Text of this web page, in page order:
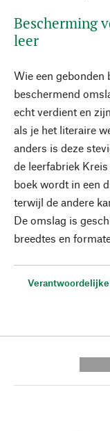
Bescherming
leer
Wie een gebonden
beschermend
echt verdient en
als je het literaire
anders is deze
de leerfabriek
boek wordt in een
terwijl de andere
De omslag is
breedtes en
Verantwoordelijke